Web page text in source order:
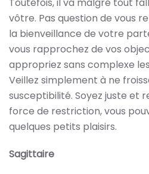
vôtre. Pas question de vous
la bienveillance de votre
vous rapprochez de vos
appropriez sans complexe
Veillez simplement à ne
susceptibilité. Soyez juste et
force de restriction, vous
quelques petits plaisirs.
Sagittaire